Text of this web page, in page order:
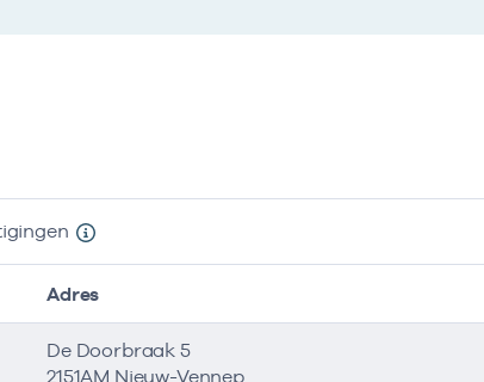
Adres
De Doorbraak 5
2151AM Nieuw-Vennep